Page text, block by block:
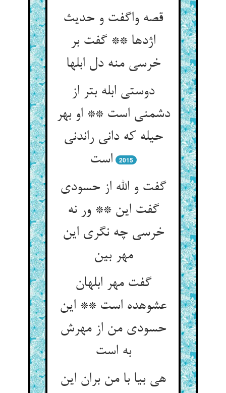
قصه واگفت و حدیث
اژدها ** گفت بر
خرسی منه دل ابلها
دوستی ابله بتر از
دشمنی است ** او بهر
حیله که دانی راندنی
است‏
2015
گفت و الله از حسودی
گفت این ** ور نه
خرسی چه نگری این
مهر بین‏
گفت مهر ابلهان
عشوه‏ده است ** این
حسودی من از مهرش
به است‏
هی بیا با من بران این